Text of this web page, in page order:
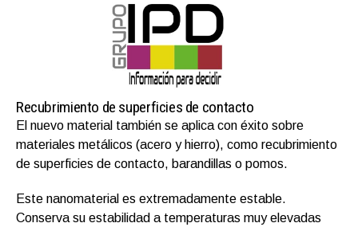
Recubrimiento de superficies de contacto
El nuevo material también se aplica con éxito sobre
materiales metálicos (acero y hierro), como recubrimiento
de superficies de contacto, barandillas o pomos.
Este nanomaterial es extremadamente estable.
Conserva su estabilidad a temperaturas muy elevadas